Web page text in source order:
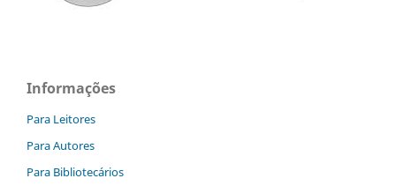
Informações
Para Leitores
Para Autores
Para Bibliotecários